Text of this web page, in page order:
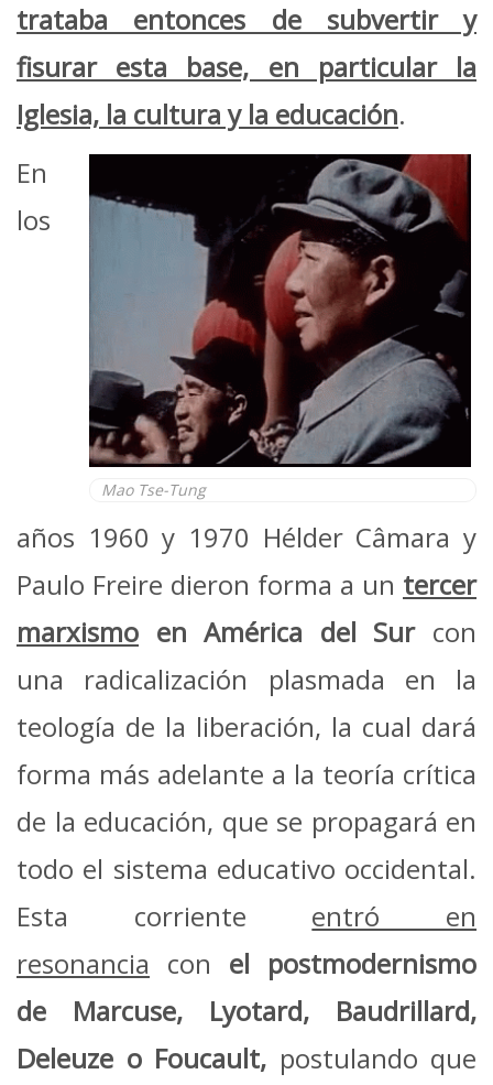
trataba entonces de subvertir y
fisurar esta base, en particular la
Iglesia, la cultura y la educación.
Mao Tse-Tung
En
los
años 1960 y 1970 Hélder Câmara y
Paulo Freire dieron forma a un tercer
marxismo en América del Sur con
una radicalización plasmada en la
teología de la liberación, la cual dará
forma más adelante a la teoría crítica
de la educación, que se propagará en
todo el sistema educativo occidental.
Esta corriente entró en
resonancia con el postmodernismo
de
Marcuse, Lyotard, Baudrillard,
Deleuze o Foucault, postulando que